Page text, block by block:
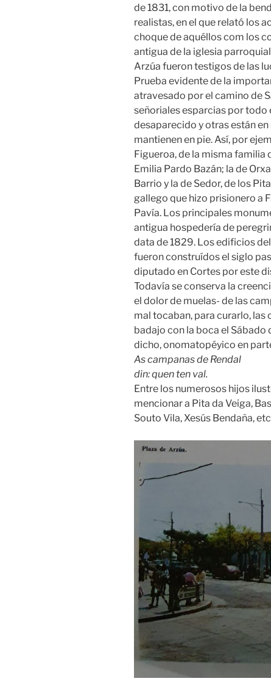
de 1831, con motivo de la
realistas, en el que relató los
choque de aquéllos com los
antigua de la iglesia
Arzúa fueron testigos de las
Prueba evidente de la
atravesado por el camino de
señoriales esparcias por todo
desaparecido y otras están en
mantienen en pie. Así, por
Figueroa, de la misma familia
Emilia Pardo Bazán; la de
Barrio y la de Sedor, de los
gallego que hizo prisionero a
Pavía. Los principales
antigua hospedería de
data de 1829. Los edificios
fueron construídos el siglo
diputado en Cortes por este
Todavía se conserva la
el dolor de muelas- de las
mal tocaban, para curarlo,
badajo con la boca el Sábado
dicho, onomatopéyico en
As campanas de Rendal
din: quen ten val.
Entre los numerosos hijos
mencionar a Pita da Veiga,
Souto Vila, Xesús Bendaña,